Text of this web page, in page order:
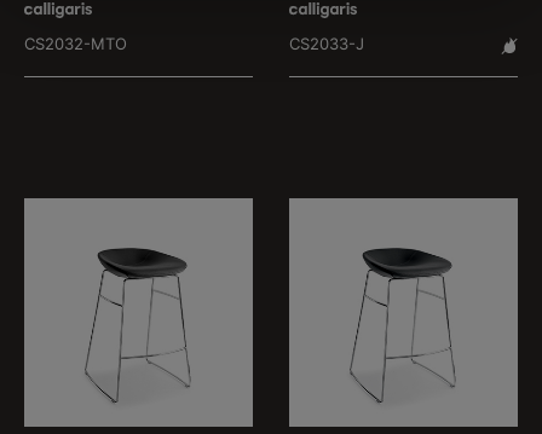
CS2032-MTO CS2033-J